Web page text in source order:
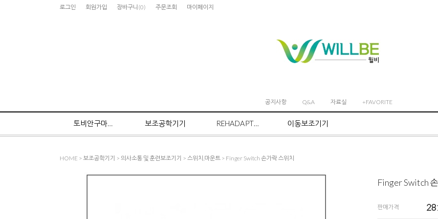
로그인 회원가입 장바구니 (0) 주문조회 마이페이지
공지사항 Q&A 자료실 +FAVORITE
토비안구마우스 보조공학기기 REHADAPT마운트 시스템 이동보조기기
HOME > 보조공학기기 > 의사소통 및 훈련보조기기 > 스위치,마운트 > Finger Switch 손가락 스위치
Finger Switch
판매가격